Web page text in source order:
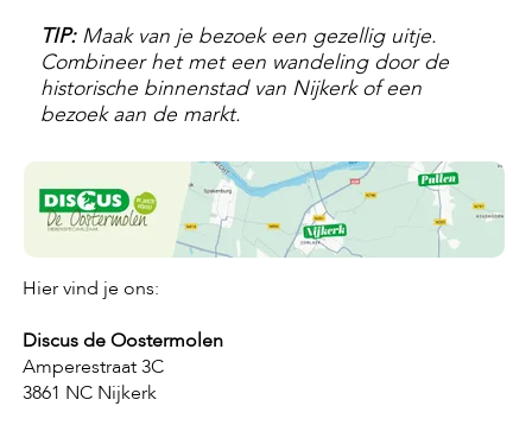
k
e
W
e
s
h
o
p
TIP:Maak van je bezoek een gezellig uitje.
Combineer het met een wandeling door de
historische binnenstad van Nijkerk of een
bezoek aan de markt.
Hier vind je ons:
Discus de Oostermolen
Amperestraat 3C
3861 NC Nijkerk